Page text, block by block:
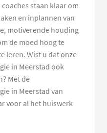
staan klaar om
en inplannen van
motiverende houding
de moed hoog te
leren. Wist u dat onze
in Meerstad ook
Met de
in Meerstad van
voor al het huiswerk